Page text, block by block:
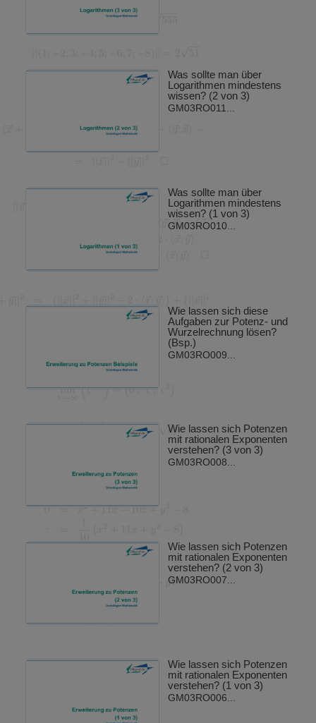
Was sollte man über
Logarithmen mindestens
wissen? (2 von 3)
GM03RO011...
Was sollte man über
Logarithmen mindestens
wissen? (1 von 3)
GM03RO010...
Wie lassen sich diese
Aufgaben zur Potenz- und
Wurzelrechnung lösen?
(Bsp.)
GM03RO009...
Wie lassen sich Potenzen
mit rationalen Exponenten
verstehen? (3 von 3)
GM03RO008...
Wie lassen sich Potenzen
mit rationalen Exponenten
verstehen? (2 von 3)
GM03RO007...
Wie lassen sich Potenzen
mit rationalen Exponenten
verstehen? (1 von 3)
GM03RO006...